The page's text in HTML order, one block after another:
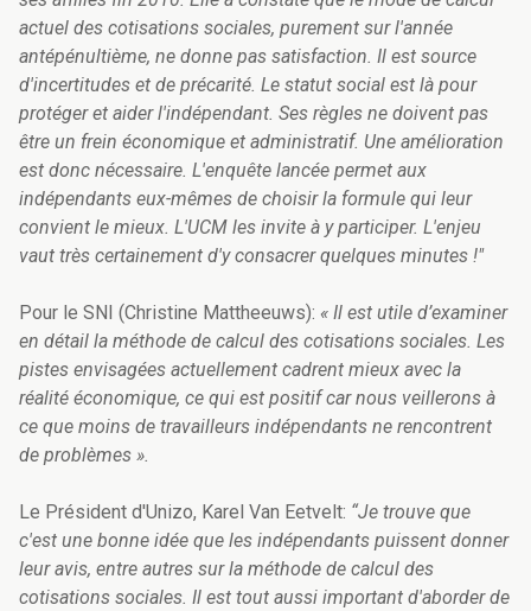
actuel des cotisations sociales, purement sur l'année
antépénultième, ne donne pas satisfaction. Il est source
d'incertitudes et de précarité. Le statut social est là pour
protéger et aider l'indépendant. Ses règles ne doivent pas
être un frein économique et administratif. Une amélioration
est donc nécessaire. L'enquête lancée permet aux
indépendants eux-mêmes de choisir la formule qui leur
convient le mieux. L'UCM les invite à y participer. L'enjeu
vaut très certainement d'y consacrer quelques minutes !"
Pour le SNI (Christine Mattheeuws): « Il est utile d’examiner
en détail la méthode de calcul des cotisations sociales. Les
pistes envisagées actuellement cadrent mieux avec la
réalité économique, ce qui est positif car nous veillerons à
ce que moins de travailleurs indépendants ne rencontrent
de problèmes ».
Le Président d'Unizo, Karel Van Eetvelt: “Je trouve que
c'est une bonne idée que les indépendants puissent donner
leur avis, entre autres sur la méthode de calcul des
cotisations sociales. Il est tout aussi important d'aborder de